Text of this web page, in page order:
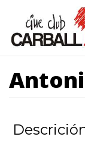
contido
principal